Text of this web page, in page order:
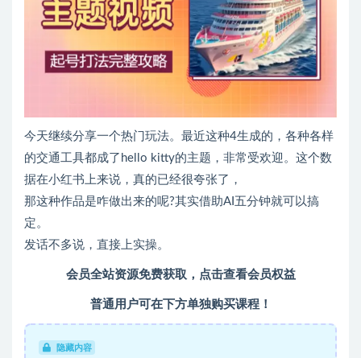
今天继续分享一个热门玩法。最近这种4生成的，各种各样
的交通工具都成了hello kitty的主题，非常受欢迎。这个数
据在小红书上来说，真的已经很夸张了，
那这种作品是咋做出来的呢?其实借助AI五分钟就可以搞
定。
发话不多说，直接上实操。
会员全站资源免费获取，点击查看会员权益
普通用户可在下方单独购买课程！
隐藏内容